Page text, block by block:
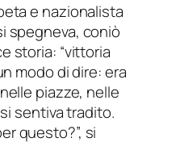
e nazionalista
spegneva, coniò
storia: “vittoria
modo di dire: era
piazze, nelle
sentiva tradito.
questo?”, si